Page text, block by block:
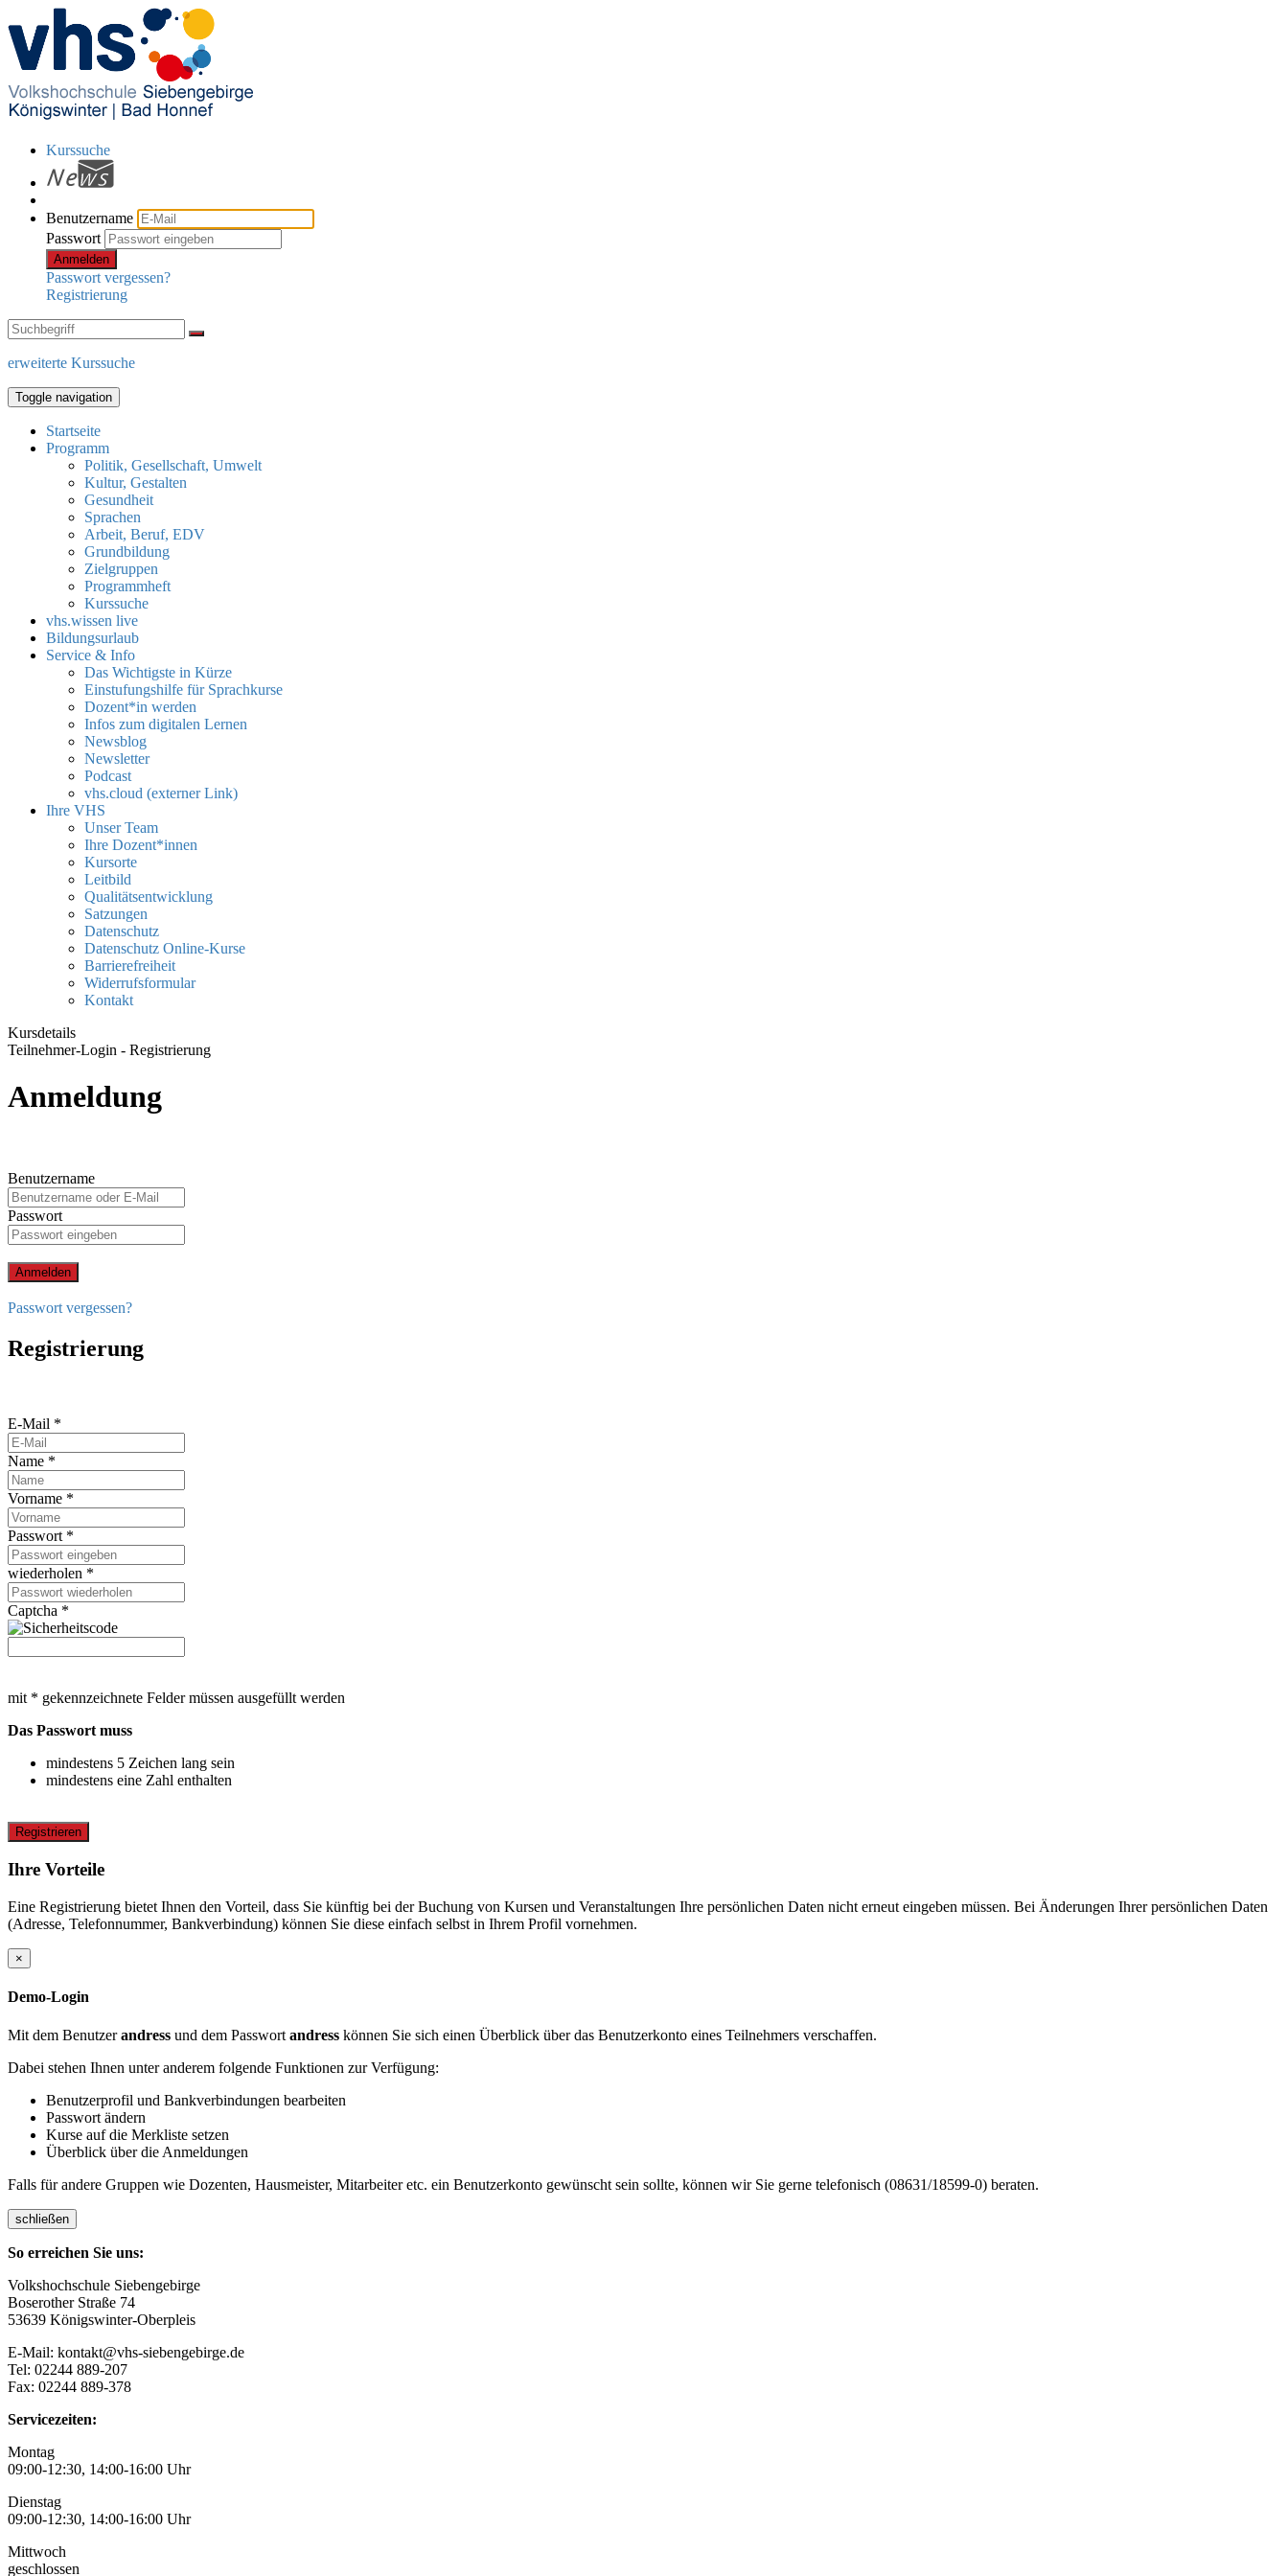
Kurssuche
Benutzername
Passwort
Anmelden
Passwort vergessen?
Registrierung
erweiterte Kurssuche
Toggle navigation
Startseite
Programm
Politik, Gesellschaft, Umwelt
Kultur, Gestalten
Gesundheit
Sprachen
Arbeit, Beruf, EDV
Grundbildung
Zielgruppen
Programmheft
Kurssuche
vhs.wissen live
Bildungsurlaub
Service & Info
Das Wichtigste in Kürze
Einstufungshilfe für Sprachkurse
Dozent*in werden
Infos zum digitalen Lernen
Newsblog
Newsletter
Podcast
vhs.cloud (externer Link)
Ihre VHS
Unser Team
Ihre Dozent*innen
Kursorte
Leitbild
Qualitätsentwicklung
Satzungen
Datenschutz
Datenschutz Online-Kurse
Barrierefreiheit
Widerrufsformular
Kontakt
Kursdetails
Teilnehmer-Login - Registrierung
Anmeldung
Benutzername
Passwort
Anmelden
Passwort vergessen?
Registrierung
E-Mail *
Name *
Vorname *
Passwort *
wiederholen *
Captcha *
mit * gekennzeichnete Felder müssen ausgefüllt werden
Das Passwort muss
mindestens 5 Zeichen lang sein
mindestens eine Zahl enthalten
Registrieren
Ihre Vorteile
Eine Registrierung bietet Ihnen den Vorteil, dass Sie künftig bei der Buchung von Kursen und Veranstaltungen Ihre persönlichen Daten nicht erneut eingeben müssen. Bei Änderungen Ihrer persönlichen Daten
(Adresse, Telefonnummer, Bankverbindung) können Sie diese einfach selbst in Ihrem Profil vornehmen.
×
Demo-Login
Mit dem Benutzerandress und dem Passwort andress können Sie sich einen Überblick über das Benutzerkonto eines Teilnehmers verschaffen.
Dabei stehen Ihnen unter anderem folgende Funktionen zur Verfügung:
Benutzerprofil und Bankverbindungen bearbeiten
Passwort ändern
Kurse auf die Merkliste setzen
Überblick über die Anmeldungen
Falls für andere Gruppen wie Dozenten, Hausmeister, Mitarbeiter etc. ein Benutzerkonto gewünscht sein sollte, können wir Sie gerne telefonisch (08631/18599-0) beraten.
schließen
So erreichen Sie uns:
Volkshochschule Siebengebirge
Boserother Straße 74
53639 Königswinter-Oberpleis
E-Mail: kontakt@vhs-siebengebirge.de
Tel: 02244 889-207
Fax: 02244 889-378
Servicezeiten:
Montag
09:00-12:30, 14:00-16:00 Uhr
Dienstag
09:00-12:30, 14:00-16:00 Uhr
Mittwoch
geschlossen